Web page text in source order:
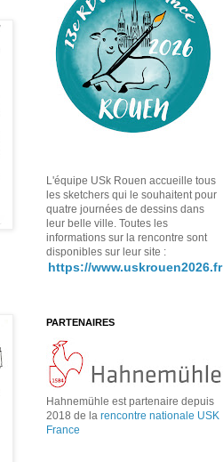
L'équipe USk Rouen accueille tous
les sketchers qui le souhaitent pour
quatre journées de dessins dans
leur belle ville. Toutes les
informations sur la rencontre sont
disponibles sur leur site :
https://www.uskrouen2026.fr
PARTENAIRES
Hahnemühle est partenaire depuis
2018 de la rencontre nationale USK
France